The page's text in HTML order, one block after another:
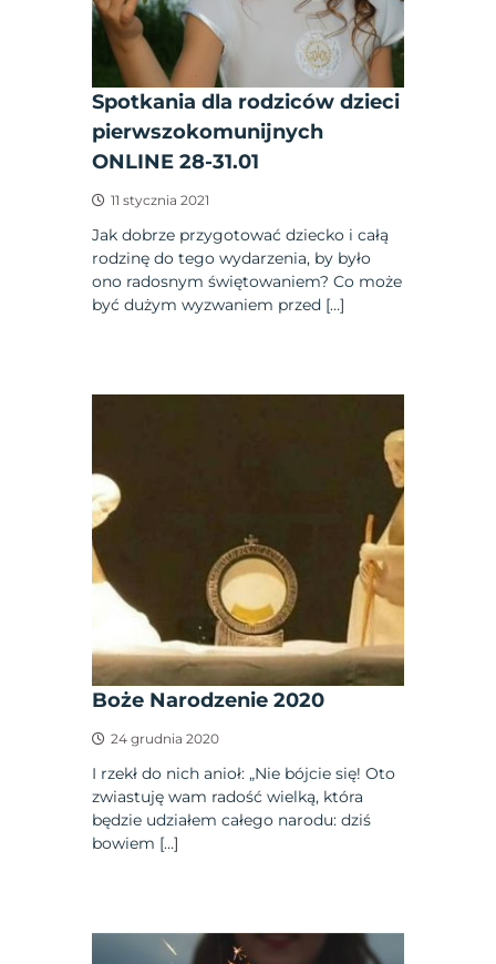
Spotkania dla rodziców dzieci
pierwszokomunijnych
ONLINE 28-31.01
11 stycznia 2021
Jak dobrze przygotować dziecko i całą
rodzinę do tego wydarzenia, by było
ono radosnym świętowaniem? Co może
być dużym wyzwaniem przed […]
Boże Narodzenie 2020
24 grudnia 2020
I rzekł do nich anioł: „Nie bójcie się! Oto
zwiastuję wam radość wielką, która
będzie udziałem całego narodu: dziś
bowiem […]